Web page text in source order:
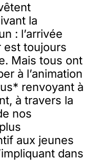
la
: l’arrivée
est toujours
Mais tous ont
à l’animation
renvoyant à
à travers la
nos
aux jeunes
dans